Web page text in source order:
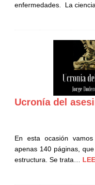
enfermedades. La
Ucronía del
En esta ocasión
apenas 140 páginas,
estructura. Se trata…